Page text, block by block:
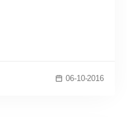
06-10-2016